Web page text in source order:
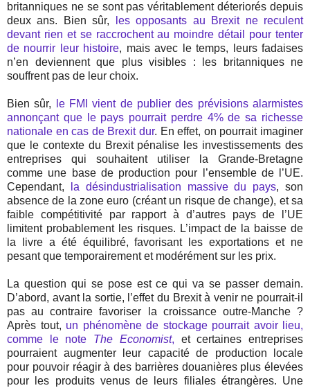
britanniques ne se sont pas véritablement déteriorés depuis
deux ans. Bien sûr,
les opposants au Brexit ne reculent
devant rien et se raccrochent au moindre détail pour tenter
de nourrir leur histoire, mais avec le temps, leurs fadaises
n’en deviennent que plus visibles : les britanniques ne
souffrent pas de leur choix.
Bien sûr,
le FMI vient de publier des prévisions alarmistes
annonçant que le pays pourrait perdre 4% de sa richesse
nationale en cas de Brexit dur. En effet, on pourrait imaginer
que le contexte du Brexit pénalise les investissements des
entreprises qui souhaitent utiliser la Grande-Bretagne
comme une base de production pour l’ensemble de l’UE.
Cependant,
la désindustrialisation massive du pays, son
absence de la zone euro (créant un risque de change), et sa
faible compétitivité par rapport à d’autres pays de l’UE
limitent probablement les risques. L’impact de la baisse de
la livre a été équilibré, favorisant les exportations et ne
pesant que temporairement et modérément sur les prix.
La question qui se pose est ce qui va se passer demain.
D’abord, avant la sortie, l’effet du Brexit à venir ne pourrait-il
pas au contraire favoriser la croissance outre-Manche ?
Après tout, un phénomène de stockage pourrait avoir lieu,
comme le note The Economist, et certaines entreprises
pourraient augmenter leur capacité de production locale
pour pouvoir réagir à des barrières douanières plus élevées
pour les produits venus de leurs filiales étrangères. Une